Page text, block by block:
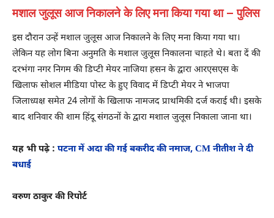
मशाल जुलूस आज निकालने के लिए मना किया गया था – पुलिस
इस दौरान उन्हें मशाल जुलूस आज निकालने के लिए मना किया गया था।
लेकिन यह लोग बिना अनुमति के मशाल जुलूस निकालना चाहते थे। बता दें की
दरभंगा नगर निगम की डिप्टी मेयर नाजिया हसन के द्वारा आरएसएस के
खिलाफ सोशल मीडिया पोस्ट के हुए विवाद में डिप्टी मेयर ने भाजपा
जिलाध्यक्ष समेत 24 लोगों के खिलाफ नामजद प्राथमिकी दर्ज कराई थी। इसके
बाद शनिवार की शाम हिंदू संगठनों के द्वारा मशाल जुलूस निकाला जाना था।
यह भी पढ़े : पटना में अदा की गई बकरीद की नमाज, CM नीतीश ने दी
बधाई
वरुण ठाकुर की रिपोर्ट